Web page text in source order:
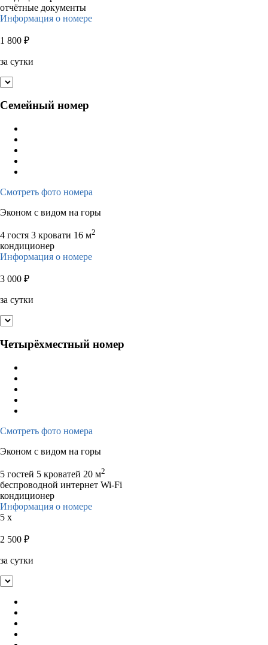
отчётные документы
Информация о номере
1 800 ₽
за сутки
Семейный номер
Смотреть фото номера
Эконом с видом на горы
4 гостя 3 кровати 16 м2
кондиционер
Информация о номере
3 000 ₽
за сутки
Четырёхместный номер
Смотреть фото номера
Эконом с видом на горы
5 гостей 5 кроватей 20 м2
беспроводной интернет Wi-Fi
кондиционер
Информация о номере
5 x
2 500 ₽
за сутки